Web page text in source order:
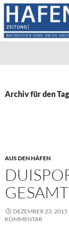
Archiv für den
AUS DEN HÄFEN
DEZEMBER 23, 2015
KOMMENTAR